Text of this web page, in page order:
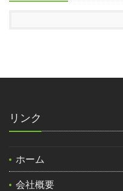
リンク
ホーム
会社概要